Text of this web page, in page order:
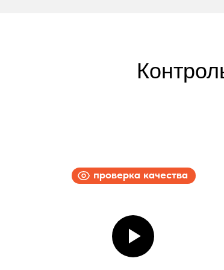
проверка качества